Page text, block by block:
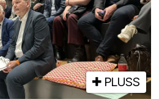
PLUSS